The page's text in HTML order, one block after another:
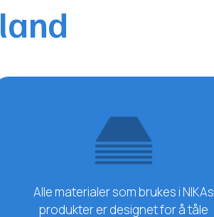
Alle materialer som brukes i NIKAs
produkter er designet for å tåle